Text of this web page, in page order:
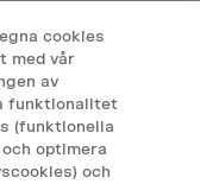
cookies
med vår
av
funktionalitet
(funktionella
optimera
och